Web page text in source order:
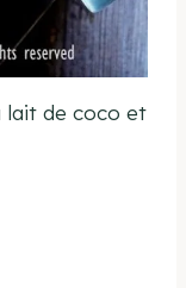
lait de coco et